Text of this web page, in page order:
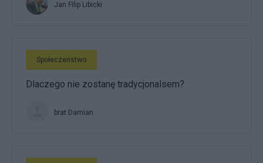
Jan Filip Libicki
Społeczeństwo
Dlaczego nie zostanę tradycjonalsem?
brat Damian